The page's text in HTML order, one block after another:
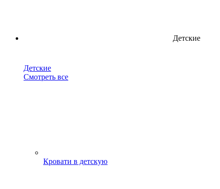
Детские
Детские
Смотреть все
Кровати в детскую